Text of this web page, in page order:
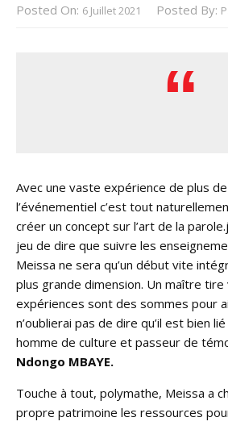
Posted On: 6 Juillet 2021 Posted By:
Avec une vaste expérience de plus
l’événementiel c’est tout
créer un concept sur l’art de la
jeu de dire que suivre les
Meissa ne sera qu’un début vite
plus grande dimension. Un maître
expériences sont des sommes pour
n’oublierai pas de dire qu’il est bien
homme de culture et passeur de
Ndongo MBAYE.
Touche à tout, polymathe, Meissa a
propre patrimoine les ressources